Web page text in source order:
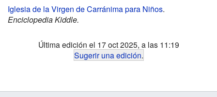
Iglesia de la Virgen de Carránima para Niños.
Enciclopedia Kiddle.
Última edición el 17 oct 2025, a las 11:19
Sugerir una edición.